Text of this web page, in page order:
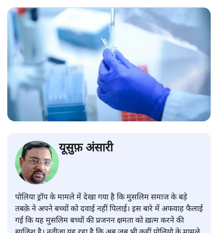
यूसुफ़ अंसारी
पोलिया ड्रॉप के मामले में देखा गया है कि मुसलिम समाज के बड़े
तबक़े ने अपने बच्चों को दवाई नहीं पिलाई। इस बारे में अफवाह फैलाई
गई कि यह मुसलिम बच्चों की प्रजनन क्षमता को ख़त्म करने की